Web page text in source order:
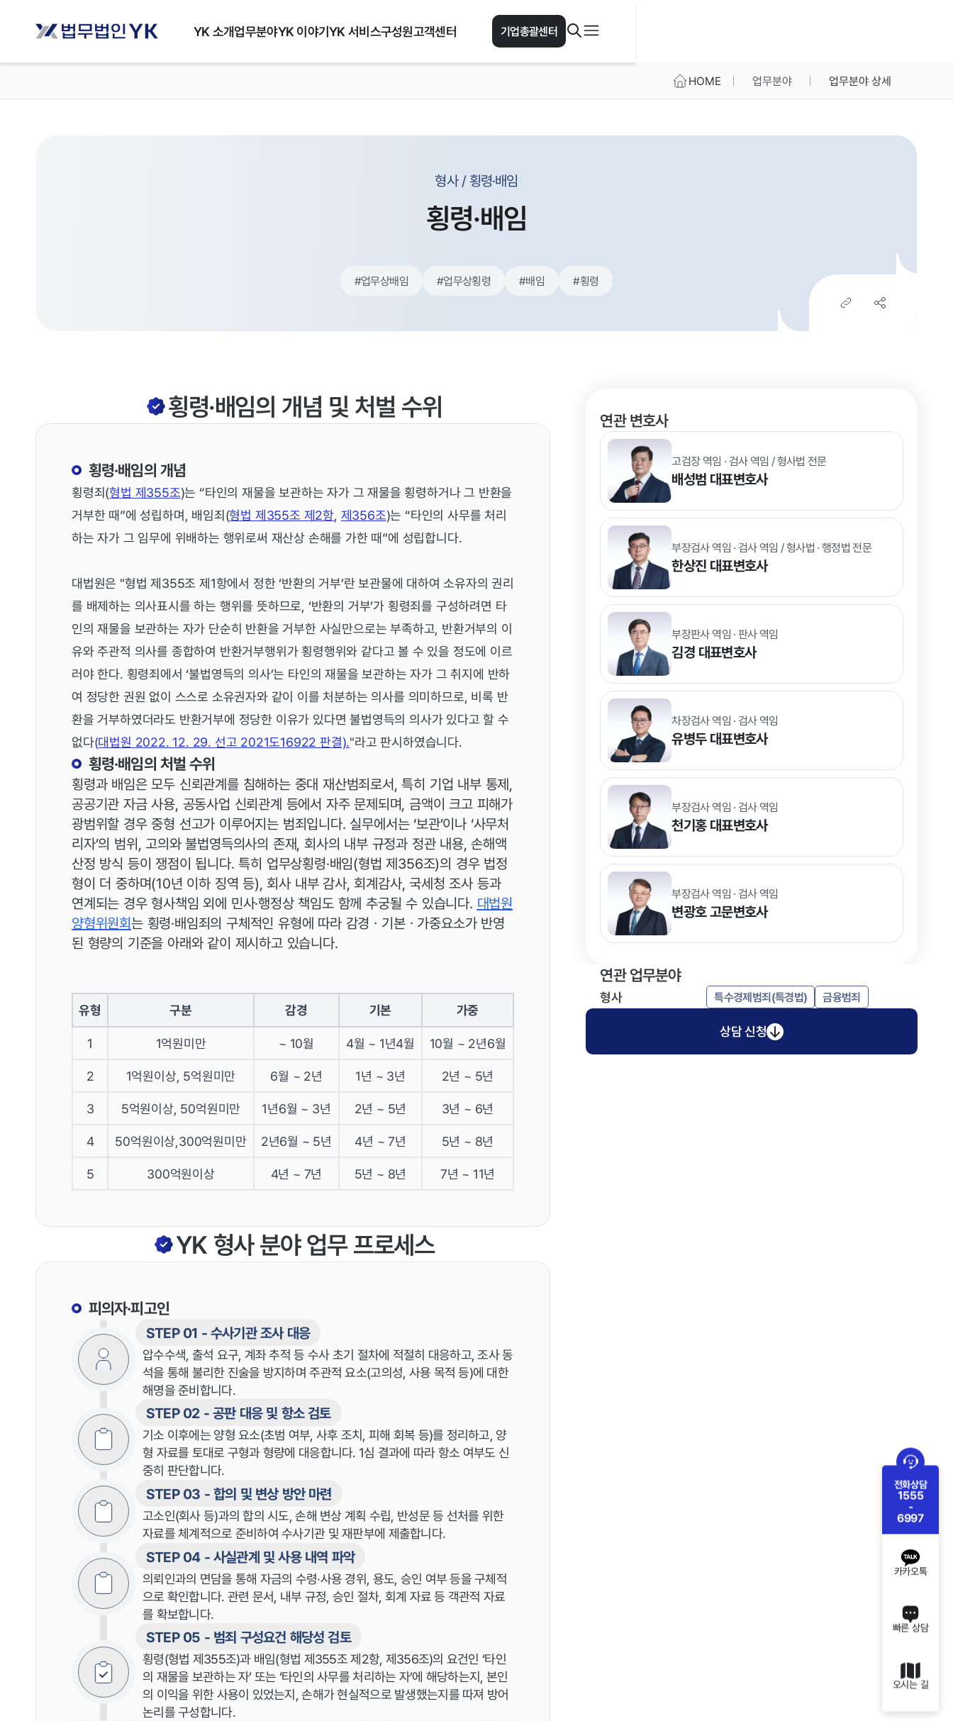
YK 소개업무분야YK 이야기YK 서비스구성원고객센터 기업총괄센터
HOME 업무분야 업무분야 상세
형사 / 횡령·배임
횡령·배임
#업무상배임 #업무상횡령 #배임 #횡령
횡령·배임의 개념 및 처벌 수위
횡령·배임의 개념
횡령죄(형법 제355조)는 “타인의 재물을 보관하는 자가 그 재물을 횡령하거나 그 반환을
거부한 때”에 성립하며, 배임죄(형법 제355조 제2항, 제356조)는 “타인의 사무를 처리
하는 자가 그 임무에 위배하는 행위로써 재산상 손해를 가한 때”에 성립합니다.
대법원은 "형법 제355조 제1항에서 정한 ‘반환의 거부’란 보관물에 대하여 소유자의 권리
를 배제하는 의사표시를 하는 행위를 뜻하므로, ‘반환의 거부’가 횡령죄를 구성하려면 타
인의 재물을 보관하는 자가 단순히 반환을 거부한 사실만으로는 부족하고, 반환거부의 이
유와 주관적 의사를 종합하여 반환거부행위가 횡령행위와 같다고 볼 수 있을 정도에 이르
러야 한다. 횡령죄에서 ‘불법영득의 의사’는 타인의 재물을 보관하는 자가 그 취지에 반하
여 정당한 권원 없이 스스로 소유권자와 같이 이를 처분하는 의사를 의미하므로, 비록 반
환을 거부하였더라도 반환거부에 정당한 이유가 있다면 불법영득의 의사가 있다고 할 수
없다(대법원 2022. 12. 29. 선고 2021도16922 판결)."라고 판시하였습니다.
횡령·배임의 처벌 수위
횡령과 배임은 모두 신뢰관계를 침해하는 중대 재산범죄로서, 특히 기업 내부 통제,
공공기관 자금 사용, 공동사업 신뢰관계 등에서 자주 문제되며, 금액이 크고 피해가
광범위할 경우 중형 선고가 이루어지는 범죄입니다. 실무에서는 ‘보관’이나 ‘사무처
리자’의 범위, 고의와 불법영득의사의 존재, 회사의 내부 규정과 정관 내용, 손해액
산정 방식 등이 쟁점이 됩니다. 특히 업무상횡령·배임(형법 제356조)의 경우 법정
형이 더 중하며(10년 이하 징역 등), 회사 내부 감사, 회계감사, 국세청 조사 등과
연계되는 경우 형사책임 외에 민사·행정상 책임도 함께 추궁될 수 있습니다. 대법원
양형위원회는 횡령·배임죄의 구체적인 유형에 따라 감경ㆍ기본ㆍ가중요소가 반영
된 형량의 기준을 아래와 같이 제시하고 있습니다.
유형 구분 감경 기본 가중
1 1억원미만 ~ 10월 4월 ~ 1년4월
10월 ~ 2년6월
2
1억원이상, 5억원미만 6월 ~ 2년 1년 ~ 3년
2년 ~ 5년
3
5억원이상, 50억원미만 1년6월 ~ 3년 2년 ~ 5년
3년 ~ 6년
4
50억원이상,300억원미만 2년6월 ~ 5년 4년 ~ 7년
5년 ~ 8년
5
300억원이상 4년 ~ 7년 5년 ~ 8년 7년 ~ 11년
YK 형사 분야 업무 프로세스
피의자·피고인
STEP 01 - 수사기관 조사 대응
압수수색, 출석 요구, 계좌 추적 등 수사 초기 절차에 적절히 대응하고, 조사 동
석을 통해 불리한 진술을 방지하며 주관적 요소(고의성, 사용 목적 등)에 대한
해명을 준비합니다.
STEP 02 - 공판 대응 및 항소 검토
기소 이후에는 양형 요소(초범 여부, 사후 조치, 피해 회복 등)를 정리하고, 양
형 자료를 토대로 구형과 형량에 대응합니다. 1심 결과에 따라 항소 여부도 신
중히 판단합니다.
STEP 03 - 합의 및 변상 방안 마련
고소인(회사 등)과의 합의 시도, 손해 변상 계획 수립, 반성문 등 선처를 위한
자료를 체계적으로 준비하여 수사기관 및 재판부에 제출합니다.
STEP 04 - 사실관계 및 사용 내역 파악
의뢰인과의 면담을 통해 자금의 수령·사용 경위, 용도, 승인 여부 등을 구체적
으로 확인합니다. 관련 문서, 내부 규정, 승인 절차, 회계 자료 등 객관적 자료
를 확보합니다.
STEP 05 - 범죄 구성요건 해당성 검토
횡령(형법 제355조)과 배임(형법 제355조 제2항, 제356조)의 요건인 ‘타인
의 재물을 보관하는 자’ 또는 ‘타인의 사무를 처리하는 자’에 해당하는지, 본인
의 이익을 위한 사용이 있었는지, 손해가 현실적으로 발생했는지를 따져 방어
논리를 구성합니다.
연관 변호사
고검장 역임 · 검사 역임 / 형사법 전문
배성범 대표변호사
부장검사 역임 · 검사 역임 / 형사법 · 행정법 전문
한상진 대표변호사
부장판사 역임 · 판사 역임
김경 대표변호사
차장검사 역임 · 검사 역임
유병두 대표변호사
부장검사 역임 · 검사 역임
천기홍 대표변호사
부장검사 역임 · 검사 역임
변광호고문변호사
연관 업무분야
형사 특수경제범죄(특경법) 금융범죄
상담 신청
전화상담
1555
-
6997
카카오톡
빠른 상담
오시는 길